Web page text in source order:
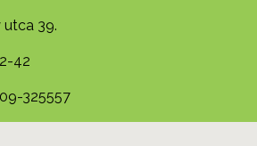
utca 39.
42
325557